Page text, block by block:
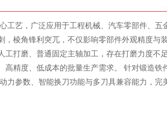
艺，广泛应用于工程机械、汽车零部件、五
，棱角锋利突兀，不仅影响零部件外观精度与
工打磨、普通固定主轴加工，存在打磨力度不
精度、低成本的批量生产需求。
针对锻造铁
力参数、智能换刀功能与多刀具兼容能力，